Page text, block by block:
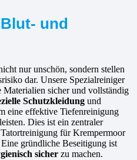
und
nur unschön, sondern stellen
dar. Unsere Spezialreiniger
Materialien sicher und vollständig
Schutzkleidung und
eine effektive Tiefenreinigung
Dies ist ein zentraler
für Krempermoor
gründliche Beseitigung ist
sicher zu machen.